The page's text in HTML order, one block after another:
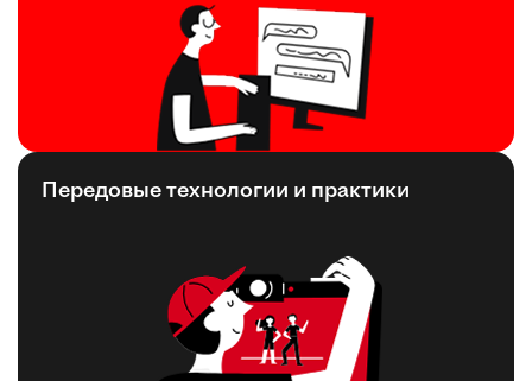
Передовые технологии и практики